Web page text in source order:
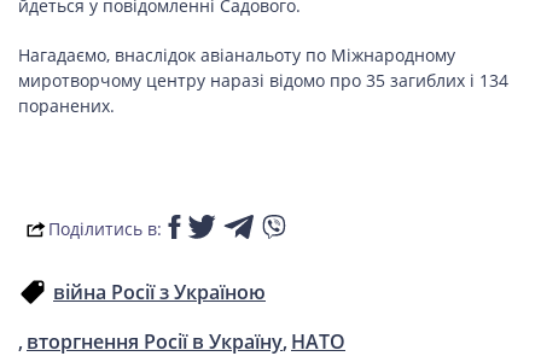
ГОТУЄМО РАЗОМ
BEAUTY
СПОРТ
йдеться у повідомленні Садового.
Нагадаємо, внаслідок авіанальоту по Міжнародному
миротворчому центру наразі відомо про 35 загиблих і 134
поранених.
Поділитись в:
війна Росії з Україною
вторгнення Росії в Україну НАТО